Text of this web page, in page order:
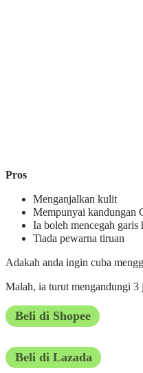
Pros
Menganjalkan kulit
Mempunyai kandungan
Ia boleh mencegah garis
Tiada pewarna tiruan
Adakah anda ingin cuba
Malah, ia turut mengandungi 3
Beli di Shopee
Beli di Lazada